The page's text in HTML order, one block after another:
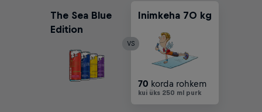
The Sea Blue
Edition
Inimkeha 70 kg
70 korda rohkem
kui üks 250 ml purk
VS